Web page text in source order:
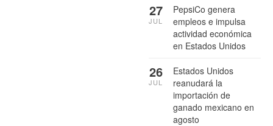
PepsiCo genera
empleos e impulsa
actividad económica
en Estados Unidos
27
JUL
Estados Unidos
reanudará la
importación de
ganado mexicano en
agosto
26
JUL